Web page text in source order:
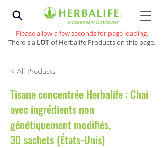
Please allow a few seconds for page loading.
There's a LOTof Herbalife Products on this page.
< All Products
Tisane concentrée Herbalife : Chai
avec ingrédients non
génétiquement modifiés,
30 sachets (États-Unis)